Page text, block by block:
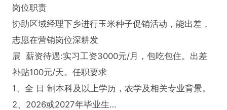
岗位职责
协助区域经理下乡进行玉米种子促销活动，能出差，
志愿在营销岗位深耕发
展  薪资待遇:实习工资3000元/月，包吃包住。出差
补贴100元/天。任职要求
1、全 日 制本科及以上学历，农学及相关专业背景。
2、2026或2027年毕业生